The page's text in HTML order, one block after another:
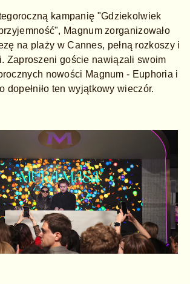
kampanię "Gdziekolwiek
Magnum zorganizowało
na plaży w Cannes, pełną rozkoszy i
Zaproszeni goście nawiązali swoim
nowości Magnum - Euphoria i
dopełniło ten wyjątkowy wieczór.